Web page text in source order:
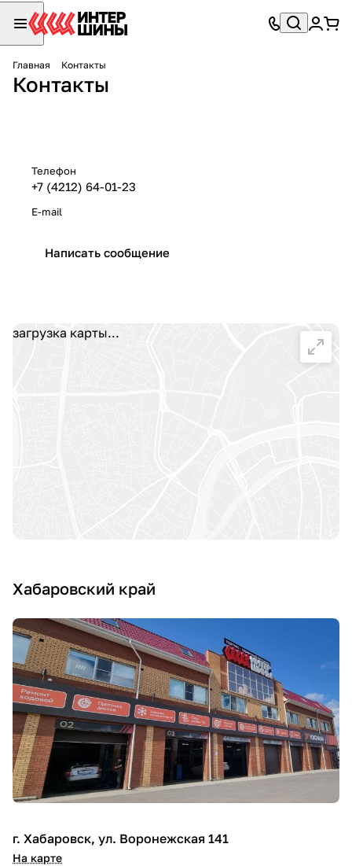
Главная Контакты
Контакты
загрузка карты...
Хабаровский край
г. Хабаровск, ул. Воронежская 141
На карте
Телефон
+7 (4212) 64-01-23
E-mail
Написать сообщение